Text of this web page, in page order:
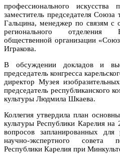
профессионального искусства
заместитель председателя Союза
Гальцина, менеджер по связям с
регионального отделения
общественной организации
Игракова.
В обсуждении докладов и
председатель конгресса
директор Музея
председатель республиканского
культуры Людмила Шкаева.
Коллегия утвердила план
культуры Республики Карелия
вопросов запланированных для
научно-экспертного совета
Республики Карелия при